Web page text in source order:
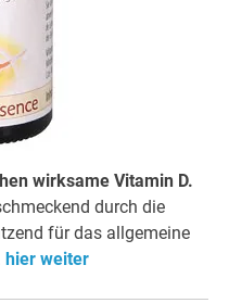
wirksame Vitamin D.
durch die
für das allgemeine
hier weiter